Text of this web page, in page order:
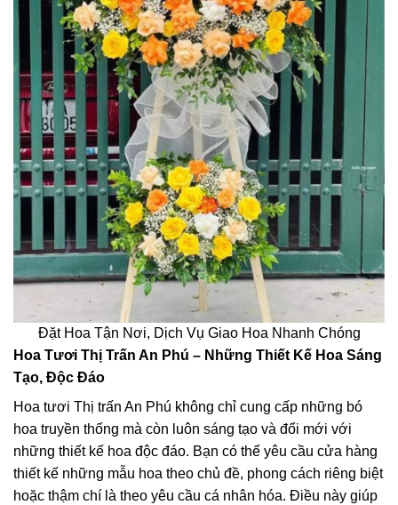
Đặt Hoa Tận Nơi, Dịch Vụ Giao Hoa Nhanh Chóng
Hoa Tươi Thị Trấn An Phú – Những Thiết Kế Hoa Sáng
Tạo, Độc Đáo
Hoa tươi Thị trấn An Phú không chỉ cung cấp những bó
hoa truyền thống mà còn luôn sáng tạo và đổi mới với
những thiết kế hoa độc đáo. Bạn có thể yêu cầu cửa hàng
thiết kế những mẫu hoa theo chủ đề, phong cách riêng biệt
hoặc thậm chí là theo yêu cầu cá nhân hóa. Điều này giúp